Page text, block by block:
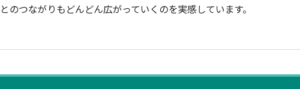
とのつながりもどんどん広がっていくのを実感しています。